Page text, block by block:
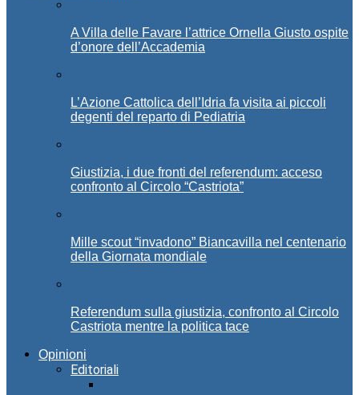
A Villa delle Favare l’attrice Ornella Giusto ospite
d’onore dell’Accademia
L’Azione Cattolica dell’Idria fa visita ai piccoli
degenti del reparto di Pediatria
Giustizia, i due fronti del referendum: acceso
confronto al Circolo “Castriota”
Mille scout “invadono” Biancavilla nel centenario
della Giornata mondiale
Referendum sulla giustizia, confronto al Circolo
Castriota mentre la politica tace
Opinioni
Editoriali